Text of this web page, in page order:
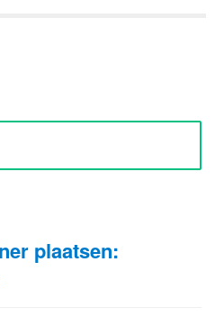
plaatsen: